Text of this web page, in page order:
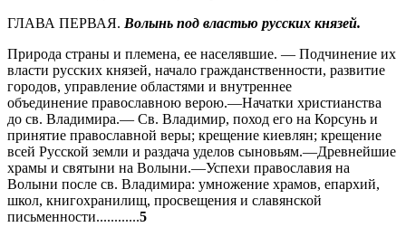
ГЛАВА ПЕРВАЯ. Волынь под властью русских князей.
Природа страны и племена, ее населявшие. — Подчинение их
власти русских князей, начало гражданственности, развитие
городов, управление областями и внутреннее
объединение православною верою.—Начатки христианства
до св. Владимира.— Св. Владимир, поход его на Корсунь и
принятие православной веры; крещение киевлян; крещение
всей Русской земли и раздача уделов сыновьям.—Древнейшие
храмы и святыни на Волыни.—Успехи православия на
Волыни после св. Владимира: умножение храмов, епархий,
школ, книгохранилищ, просвещения и славянской
письменности............5